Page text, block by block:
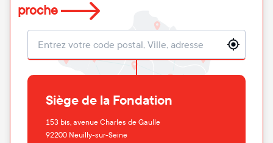
proche
Localisation
Siège de la Fondation
153 bis, avenue Charles de Gaulle
92200 Neuilly-sur-Seine